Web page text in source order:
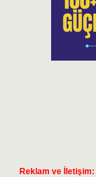
Reklam ve İletişim: